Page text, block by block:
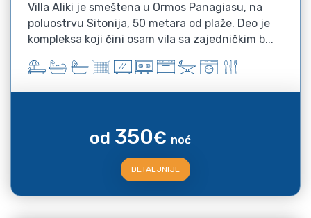
Villa Aliki je smeštena u Ormos Panagiasu, na
poluostrvu Sitonija, 50 metara od plaže. Deo je
kompleksa koji čini osam vila sa zajedničkim b...
od 350€ noć
DETALJNIJE